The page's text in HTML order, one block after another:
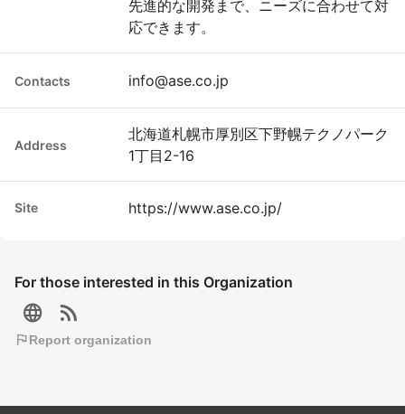
For those interested in this Organization
language rss_feed
flagReport organization
先進的な開発まで、ニーズに合わせて対
応できます。
Contacts info@ase.co.jp
Address
北海道札幌市厚別区下野幌テクノパーク
1丁目2-16
Site https://www.ase.co.jp/